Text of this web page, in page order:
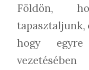
Földön,
tapasztaljunk,
hogy